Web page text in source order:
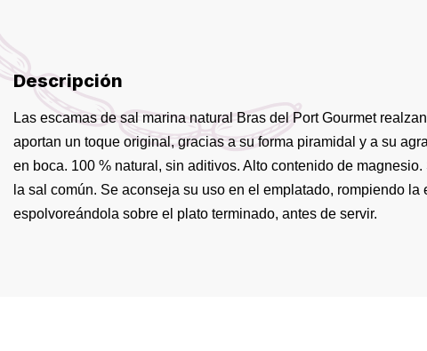
Descripción
Las escamas de sal marina natural Bras del Port Gourmet
aportan un toque original, gracias a su forma piramidal y a su
en boca. 100 % natural, sin aditivos. Alto contenido de
la sal común. Se aconseja su uso en el emplatado, rompiendo la
espolvoreándola sobre el plato terminado, antes de servir.